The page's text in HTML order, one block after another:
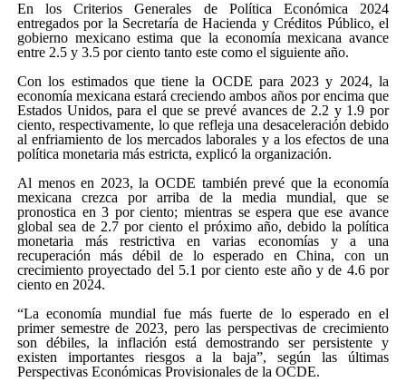
En los Criterios Generales de Política Económica 2024
entregados por la Secretaría de Hacienda y Créditos Público, el
gobierno mexicano estima que la economía mexicana avance
entre 2.5 y 3.5 por ciento tanto este como el siguiente año.
Con los estimados que tiene la OCDE para 2023 y 2024, la
economía mexicana estará creciendo ambos años por encima que
Estados Unidos, para el que se prevé avances de 2.2 y 1.9 por
ciento, respectivamente, lo que refleja una desaceleración debido
al enfriamiento de los mercados laborales y a los efectos de una
política monetaria más estricta, explicó la organización.
Al menos en 2023, la OCDE también prevé que la economía
mexicana crezca por arriba de la media mundial, que se
pronostica en 3 por ciento; mientras se espera que ese avance
global sea de 2.7 por ciento el próximo año, debido la política
monetaria más restrictiva en varias economías y a una
recuperación más débil de lo esperado en China, con un
crecimiento proyectado del 5.1 por ciento este año y de 4.6 por
ciento en 2024.
“La economía mundial fue más fuerte de lo esperado en el
primer semestre de 2023, pero las perspectivas de crecimiento
son débiles, la inflación está demostrando ser persistente y
existen importantes riesgos a la baja”, según las últimas
Perspectivas Económicas Provisionales de la OCDE.